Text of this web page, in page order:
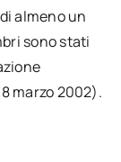
almeno un
sono stati
marzo 2002).